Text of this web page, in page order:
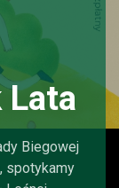
Lata
Biegowej
spotykamy